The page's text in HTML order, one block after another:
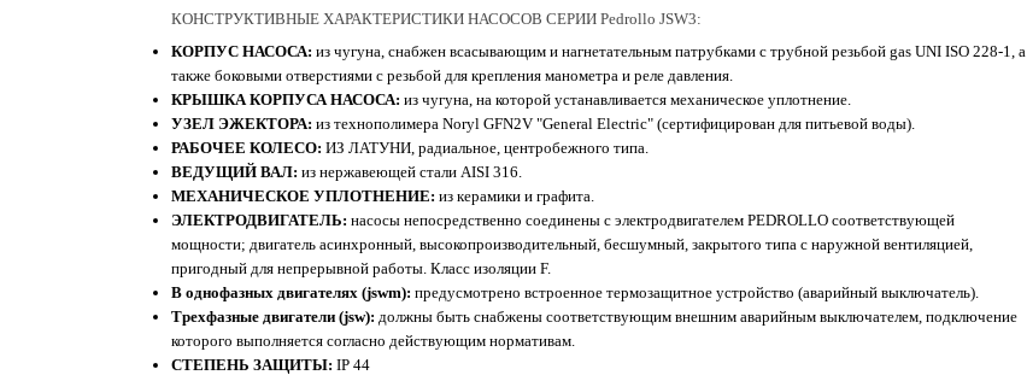
КОНСТРУКТИВНЫЕ ХАРАКТЕРИСТИКИ НАСОСОВ СЕРИИ Pedrollo JSW3:
КОРПУС НАСОСА: из чугуна, снабжен всасывающим и нагнетательным патрубками с трубной резьбой gas UNI ISO 228-1, а
также боковыми отверстиями с резьбой для крепления манометра и реле давления.
КРЫШКА КОРПУСА НАСОСА: из чугуна, на которой устанавливается механическое уплотнение.
УЗЕЛ ЭЖЕКТОРА: из технополимера Noryl GFN2V "General Electric" (сертифицирован для питьевой воды).
РАБОЧЕЕ КОЛЕСО: ИЗ ЛАТУНИ, радиальное, центробежного типа.
ВЕДУЩИЙ ВАЛ: из нержавеющей стали AISI 316.
МЕХАНИЧЕСКОЕ УПЛОТНЕНИЕ: из керамики и графита.
ЭЛЕКТРОДВИГАТЕЛЬ: насосы непосредственно соединены с электродвигателем PEDROLLO соответствующей
мощности; двигатель асинхронный, высокопроизводительный, бесшумный, закрытого типа с наружной вентиляцией,
пригодный для непрерывной работы. Класс изоляции F.
В однофазных двигателях (jswm): предусмотрено встроенное термозащитное устройство (аварийный выключатель).
Трехфазные двигатели (jsw): должны быть снабжены соответствующим внешним аварийным выключателем, подключение
которого выполняется согласно действующим нормативам.
СТЕПЕНЬ ЗАЩИТЫ: IP 44